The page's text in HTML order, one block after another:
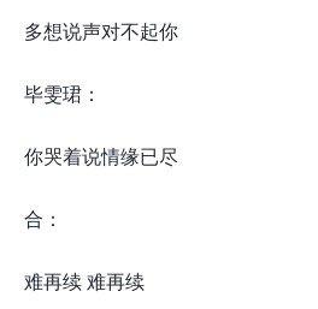
多想说声对不起你
毕雯珺：
你哭着说情缘已尽
合：
难再续 难再续